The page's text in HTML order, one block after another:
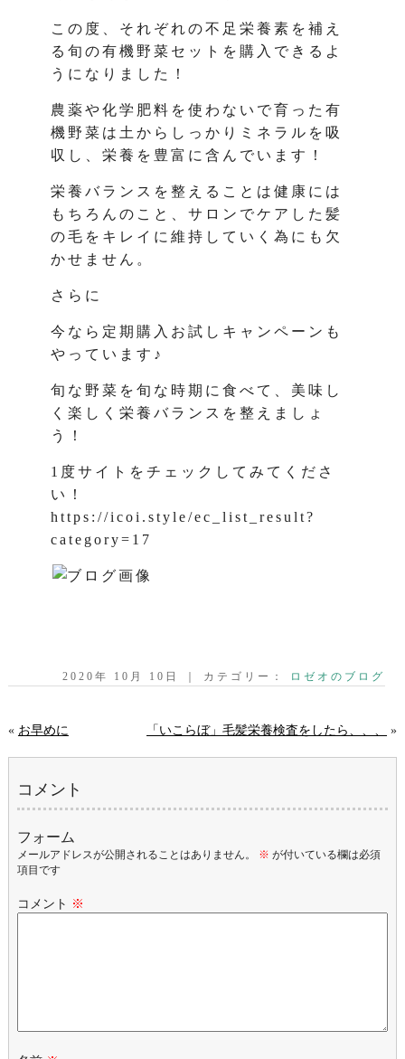
この度、それぞれの不足栄養素を補え
る旬の有機野菜セットを購入できるよ
うになりました！
農薬や化学肥料を使わないで育った有
機野菜は土からしっかりミネラルを吸
収し、栄養を豊富に含んでいます！
栄養バランスを整えることは健康には
もちろんのこと、サロンでケアした髪
の毛をキレイに維持していく為にも欠
かせません。
さらに
今なら定期購入お試しキャンペーンも
やっています♪
旬な野菜を旬な時期に食べて、美味し
く楽しく栄養バランスを整えましょ
う！
1度サイトをチェックしてみてくださ
い！
https://icoi.style/ec_list_result?
category=17
2020年 10月 10日 ｜ カテゴリー： ロゼオのブログ
« お早めに 「いこらぼ」毛髪栄養検査をしたら、、、 »
コメント
フォーム
メールアドレスが公開されることはありません。 ※ が付いている欄は必須
項目です
コメント ※